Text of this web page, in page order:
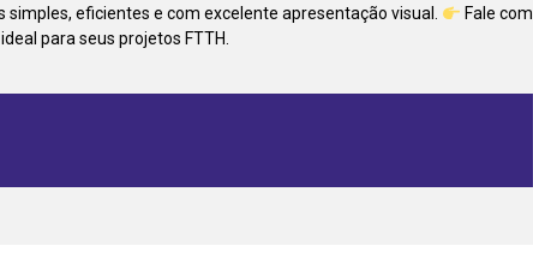
simples, eficientes e com excelente apresentação visual.
Fale com
para seus projetos FTTH.